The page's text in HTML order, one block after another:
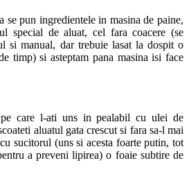
se pun ingredientele in masina de paine,
special de aluat, cel fara coacere (se
si manual, dar trebuie lasat la dospit o
timp) si asteptam pana masina isi face
care l-ati uns in pealabil cu ulei de
aluatul gata crescut si fara sa-l mai
sucitorul (uns si acesta foarte putin, tot
a preveni lipirea) o foaie subtire de